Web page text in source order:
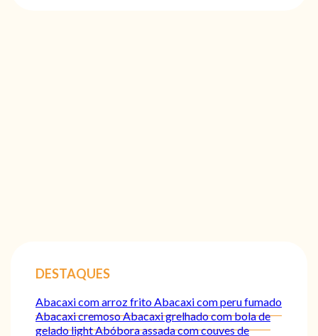
DESTAQUES
Abacaxi com arroz fritoAbacaxi com peru fumado
Abacaxi cremosoAbacaxi grelhado com bola de
gelado lightAbóbora assada com couves de